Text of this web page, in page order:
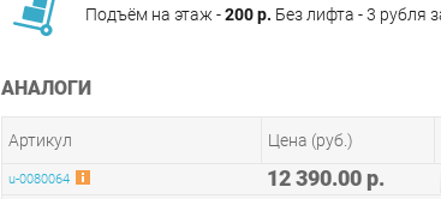
Подъём на этаж -200 р. Без лифта - 3 рубля
АНАЛОГИ
Артикул Цена (руб.)
u-0080064 12 390.00 р.